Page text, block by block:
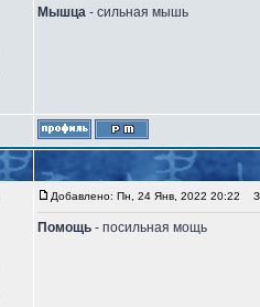
Мышца - сильная мышь
Добавлено: Пн, 24 Янв, 2022 20:22
Помощь - посильная мощь